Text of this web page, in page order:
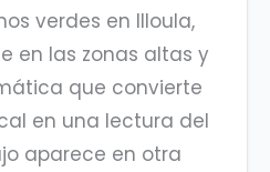
verdes en Illoula,
en las zonas altas y
que convierte
en una lectura del
aparece en otra